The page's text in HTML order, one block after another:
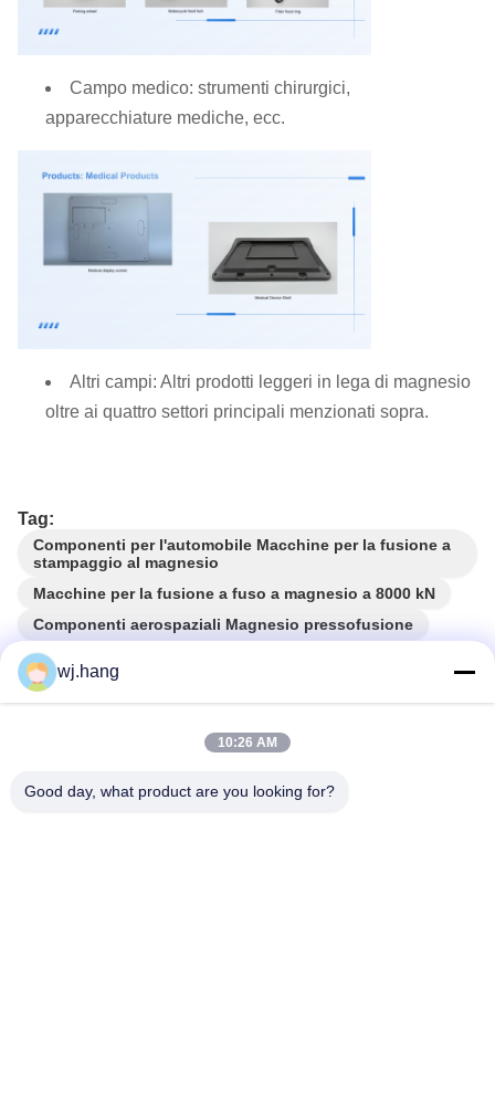
Campo medico: strumenti chirurgici,
apparecchiature mediche, ecc.
Altri campi: Altri prodotti leggeri in lega di magnesio
oltre ai quattro settori principali menzionati sopra.
Tag:
Componenti per l'automobile Macchine per la fusione a
stampaggio al magnesio
Macchine per la fusione a fuso a magnesio a 8000 kN
Componenti aerospaziali Magnesio pressofusione
wj.hang
10:26 AM
Good day, what product are you looking for?